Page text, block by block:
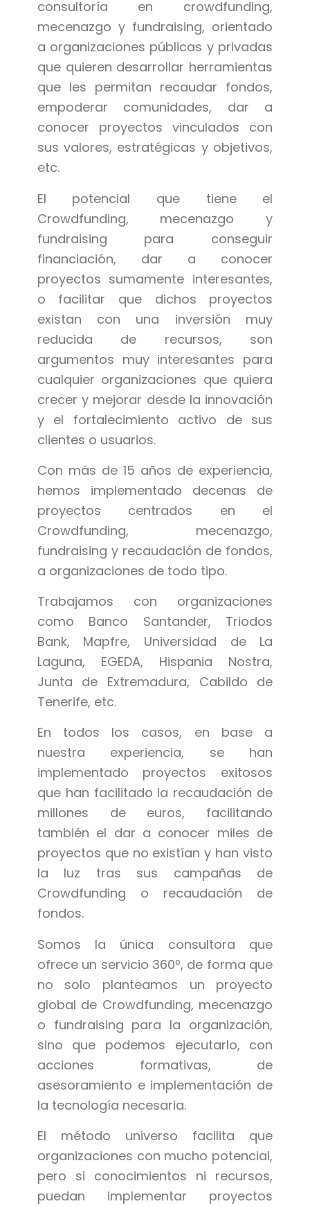
consultoría en crowdfunding,
mecenazgo y fundraising, orientado
a organizaciones públicas y privadas
que quieren desarrollar herramientas
que les permitan recaudar fondos,
empoderar comunidades, dar a
conocer proyectos vinculados con
sus valores, estratégicas y objetivos,
etc.
El potencial que tiene el
Crowdfunding, mecenazgo y
fundraising para conseguir
financiación, dar a conocer
proyectos sumamente interesantes,
o facilitar que dichos proyectos
existan con una inversión muy
reducida de recursos, son
argumentos muy interesantes para
cualquier organizaciones que quiera
crecer y mejorar desde la innovación
y el fortalecimiento activo de sus
clientes o usuarios.
Con más de 15 años de experiencia,
hemos implementado decenas de
proyectos centrados en el
Crowdfunding, mecenazgo,
fundraising y recaudación de fondos,
a organizaciones de todo tipo.
Trabajamos con organizaciones
como Banco Santander, Triodos
Bank, Mapfre, Universidad de La
Laguna, EGEDA, Hispania Nostra,
Junta de Extremadura, Cabildo de
Tenerife, etc.
En todos los casos, en base a
nuestra experiencia, se han
implementado proyectos exitosos
que han facilitado la recaudación de
millones de euros, facilitando
también el dar a conocer miles de
proyectos que no existían y han visto
la luz tras sus campañas de
Crowdfunding o recaudación de
fondos.
Somos la única consultora que
ofrece un servicio 360º, de forma que
no solo planteamos un proyecto
global de Crowdfunding, mecenazgo
o fundraising para la organización,
sino que podemos ejecutarlo, con
acciones formativas, de
asesoramiento e implementación de
la tecnología necesaria.
El método universo facilita que
organizaciones con mucho potencial,
pero si conocimientos ni recursos,
puedan implementar proyectos